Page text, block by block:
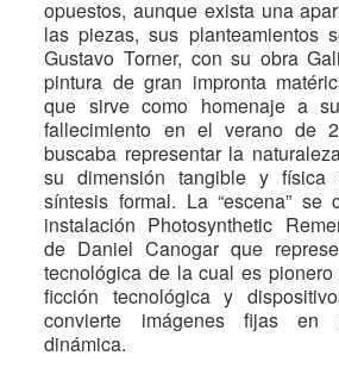
opuestos, aunque exista una
las piezas, sus planteamientos
Gustavo Torner, con su obra
pintura de gran impronta
que sirve como homenaje a
fallecimiento en el verano de
buscaba representar la
su dimensión tangible y
síntesis formal. La “escena” se
instalación Photosynthetic
de Daniel Canogar que
tecnológica de la cual es
ficción tecnológica y
convierte imágenes fijas en
dinámica.